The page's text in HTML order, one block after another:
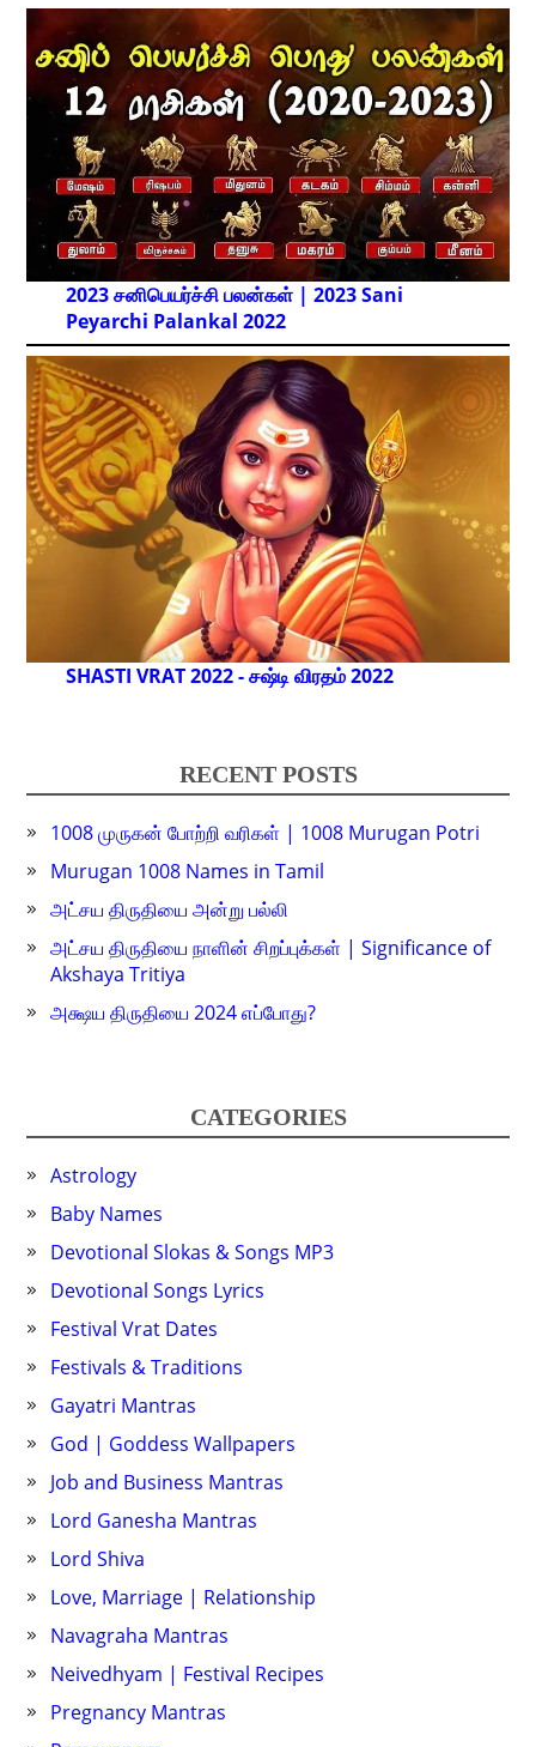
2023 சனிபெயர்ச்சி பலன்கள் | 2023 Sani
Peyarchi Palankal 2022
SHASTI VRAT 2022 - சஷ்டி விரதம் 2022
RECENT POSTS
1008 முருகன் போற்றி வரிகள் | 1008 Murugan Potri
Murugan 1008 Names in Tamil
அட்சய திருதியை அன்று பல்லி
அட்சய திருதியை நாளின் சிறப்புக்கள் | Significance of
Akshaya Tritiya
அக்ஷய திருதியை 2024 எப்போது?
CATEGORIES
Astrology
Baby Names
Devotional Slokas & Songs MP3
Devotional Songs Lyrics
Festival Vrat Dates
Festivals & Traditions
Gayatri Mantras
God | Goddess Wallpapers
Job and Business Mantras
Lord Ganesha Mantras
Lord Shiva
Love, Marriage | Relationship
Navagraha Mantras
Neivedhyam | Festival Recipes
Pregnancy Mantras